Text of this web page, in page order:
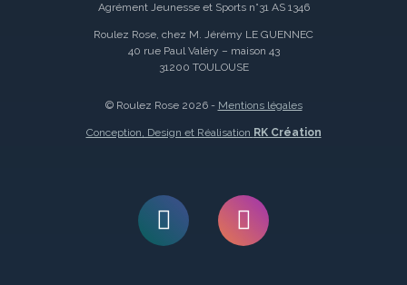
Agrément Jeunesse et Sports n°31 AS 1346
Roulez Rose, chez M. Jérémy LE GUENNEC
40 rue Paul Valéry – maison 43
31200 TOULOUSE
© Roulez Rose 2026 - Mentions légales
Conception, Design et Réalisation RK Création